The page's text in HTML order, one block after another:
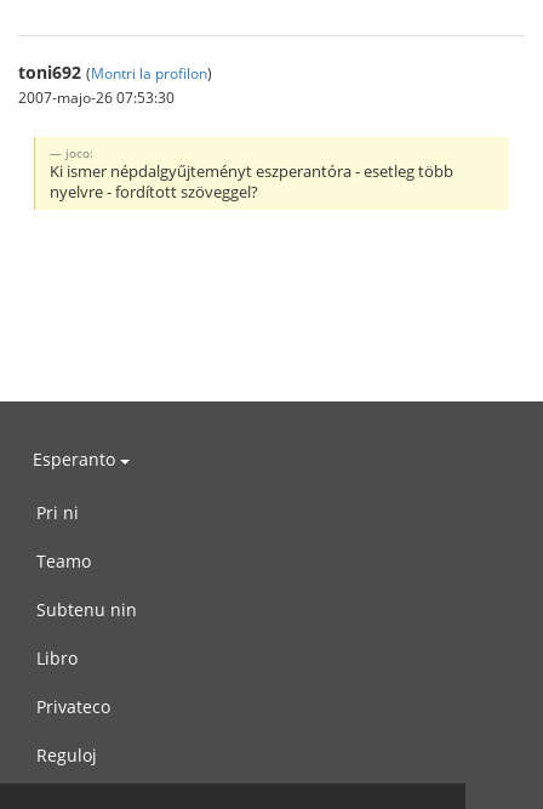
toni692 (Montri la profilon)
2007-majo-26 07:53:30
joco:
Ki ismer népdalgyűjteményt eszperantóra - esetleg több
nyelvre - fordított szöveggel?
Esperanto
Pri ni
Teamo
Subtenu nin
Libro
Privateco
Reguloj